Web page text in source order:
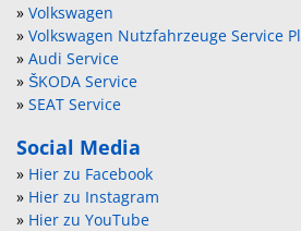
» Volkswagen
» Volkswagen Nutzfahrzeuge Service
» Audi Service
» ŠKODA Service
» SEAT Service
Social Media
» Hier zu Facebook
» Hier zu Instagram
» Hier zu YouTube